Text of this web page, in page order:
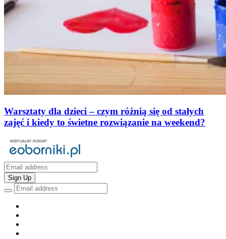
Warsztaty dla dzieci – czym różnią się od stałych
zajęć i kiedy to świetne rozwiązanie na weekend?
Sign Up